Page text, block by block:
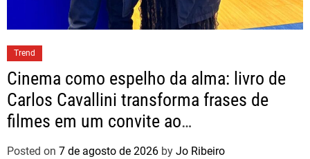
Trend
Cinema como espelho da alma: livro de
Carlos Cavallini transforma frases de
filmes em um convite ao
autoconhecimento
Posted on 7 de agosto de 2026 by Jo Ribeiro